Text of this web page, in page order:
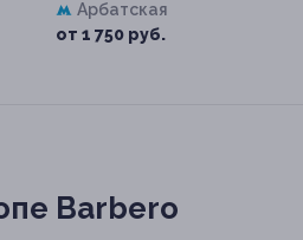
Арбатская
от 1 750 руб.
Barbero